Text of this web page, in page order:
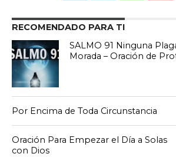
RECOMENDADO PARA TI
SALMO 91 Ninguna
Morada – Oración de
Por Encima de Toda Circunstancia
Oración Para Empezar el Día a Solas
con Dios